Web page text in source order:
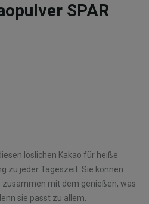
SPAR
löslichen Kakao für heiße
zu jeder Tageszeit. Sie können
zusammen mit dem genießen, was
sie passt zu allem.